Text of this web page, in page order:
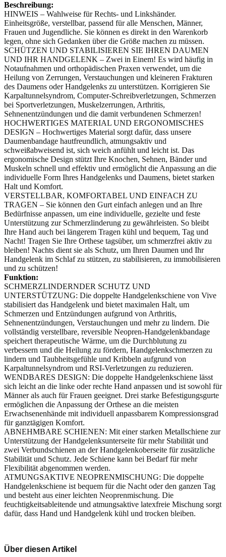
Beschreibung:
HINWEIS – Wahlweise für Rechts- und Linkshänder.
Einheitsgröße, verstellbar, passend für alle Menschen, Männer,
Frauen und Jugendliche. Sie können es direkt in den Warenkorb
legen, ohne sich Gedanken über die Größe machen zu müssen.
SCHÜTZEN UND STABILISIEREN SIE IHREN DAUMEN
UND IHR HANDGELENK – Zwei in Einem! Es wird häufig in
Notaufnahmen und orthopädischen Praxen verwendet, um die
Heilung von Zerrungen, Verstauchungen und kleineren Frakturen
des Daumens oder Handgelenks zu unterstützen. Korrigieren Sie
Karpaltunnelsyndrom, Computer-Schreibverletzungen, Schmerzen
bei Sportverletzungen, Muskelzerrungen, Arthritis,
Sehnenentzündungen und die damit verbundenen Schmerzen!
HOCHWERTIGES MATERIAL UND ERGONOMISCHES
DESIGN – Hochwertiges Material sorgt dafür, dass unsere
Daumenbandage hautfreundlich, atmungsaktiv und
schweißabweisend ist, sich weich anfühlt und leicht ist. Das
ergonomische Design stützt Ihre Knochen, Sehnen, Bänder und
Muskeln schnell und effektiv und ermöglicht die Anpassung an die
individuelle Form Ihres Handgelenks und Daumens, bietet starken
Halt und Komfort.
VERSTELLBAR, KOMFORTABEL UND EINFACH ZU
TRAGEN – Sie können den Gurt einfach anlegen und an Ihre
Bedürfnisse anpassen, um eine individuelle, gezielte und feste
Unterstützung zur Schmerzlinderung zu gewährleisten. So bleibt
Ihre Hand auch bei längerem Tragen kühl und bequem, Tag und
Nacht! Tragen Sie Ihre Orthese tagsüber, um schmerzfrei aktiv zu
bleiben! Nachts dient sie als Schutz, um Ihren Daumen und Ihr
Handgelenk im Schlaf zu stützen, zu stabilisieren, zu immobilisieren
und zu schützen!
Funktion:
SCHMERZLINDERNDER SCHUTZ UND
UNTERSTÜTZUNG: Die doppelte Handgelenkschiene von Vive
stabilisiert das Handgelenk und bietet maximalen Halt, um
Schmerzen und Entzündungen aufgrund von Arthritis,
Sehnenentzündungen, Verstauchungen und mehr zu lindern. Die
vollständig verstellbare, reversible Neopren-Handgelenkbandage
speichert therapeutische Wärme, um die Durchblutung zu
verbessern und die Heilung zu fördern, Handgelenkschmerzen zu
lindern und Taubheitsgefühle und Kribbeln aufgrund von
Karpaltunnelsyndrom und RSI-Verletzungen zu reduzieren.
WENDBARES DESIGN: Die doppelte Handgelenkschiene lässt
sich leicht an die linke oder rechte Hand anpassen und ist sowohl für
Männer als auch für Frauen geeignet. Drei starke Befestigungsgurte
ermöglichen die Anpassung der Orthese an die meisten
Erwachsenenhände mit individuell anpassbarem Kompressionsgrad
für ganztägigen Komfort.
ABNEHMBARE SCHIENEN: Mit einer starken Metallschiene zur
Unterstützung der Handgelenksunterseite für mehr Stabilität und
zwei Verbundschienen an der Handgelenkoberseite für zusätzliche
Stabilität und Schutz. Jede Schiene kann bei Bedarf für mehr
Flexibilität abgenommen werden.
ATMUNGSAKTIVE NEOPRENMISCHUNG: Die doppelte
Handgelenkschiene ist bequem für die Nacht oder den ganzen Tag
und besteht aus einer leichten Neoprenmischung. Die
feuchtigkeitsableitende und atmungsaktive latexfreie Mischung sorgt
dafür, dass Hand und Handgelenk kühl und trocken bleiben.
Über diesen Artikel